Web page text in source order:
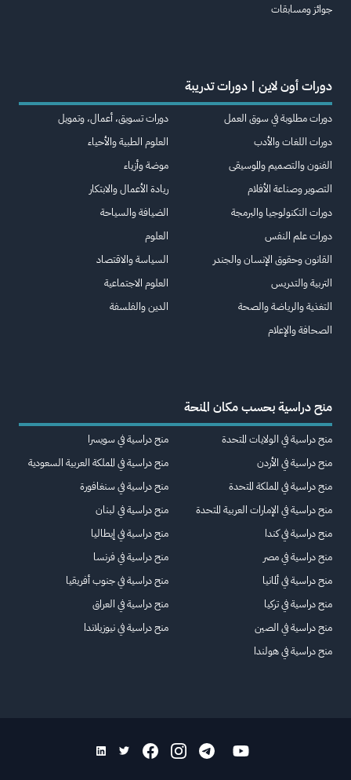
جوائز ومسابقات
دورات أون لاين | دورات تدريبة
دورات مطلوبة في سوق العمل
دورات اللغات والأدب
الفنون والتصميم والموسيقى
التصوير وصناعة الأفلام
دورات التكنولوجيا والبرمجة
دورات علم النفس
القانون وحقوق الإنسان والجندر
التربية والتدريس
التغذية والرياضة والصحة
الصحافة والإعلام
دورات تسويق، أعمال، وتمويل
العلوم الطبية والأحياء
موضة وأزياء
ريادة الأعمال والابتكار
الضيافة والسياحة
العلوم
السياسة والاقتصاد
العلوم الاجتماعية
الدين والفلسفة
منح دراسية بحسب مكان المنحة
منح دراسية في الولايات المتحدة
منح دراسية في الأردن
منح دراسية في المملكة المتحدة
منح دراسية في الإمارات العربية المتحدة
منح دراسية في كندا
منح دراسية في مصر
منح دراسية في ألمانيا
منح دراسية في تركيا
منح دراسية في الصين
منح دراسية في هولندا
منح دراسية في سويسرا
منح دراسية في المملكة العربية السعودية
منح دراسية في سنغافورة
منح دراسية في لبنان
منح دراسية في إيطاليا
منح دراسية في فرنسا
منح دراسية في جنوب أفريقيا
منح دراسية في العراق
منح دراسية في نيوزيلاندا